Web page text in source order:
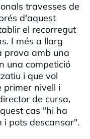
travesses de
d'aquest
el recorregut
I més a llarg
prova amb una
una competició
i que vol
primer nivell i
de cursa,
cas "hi ha
pots descansar".